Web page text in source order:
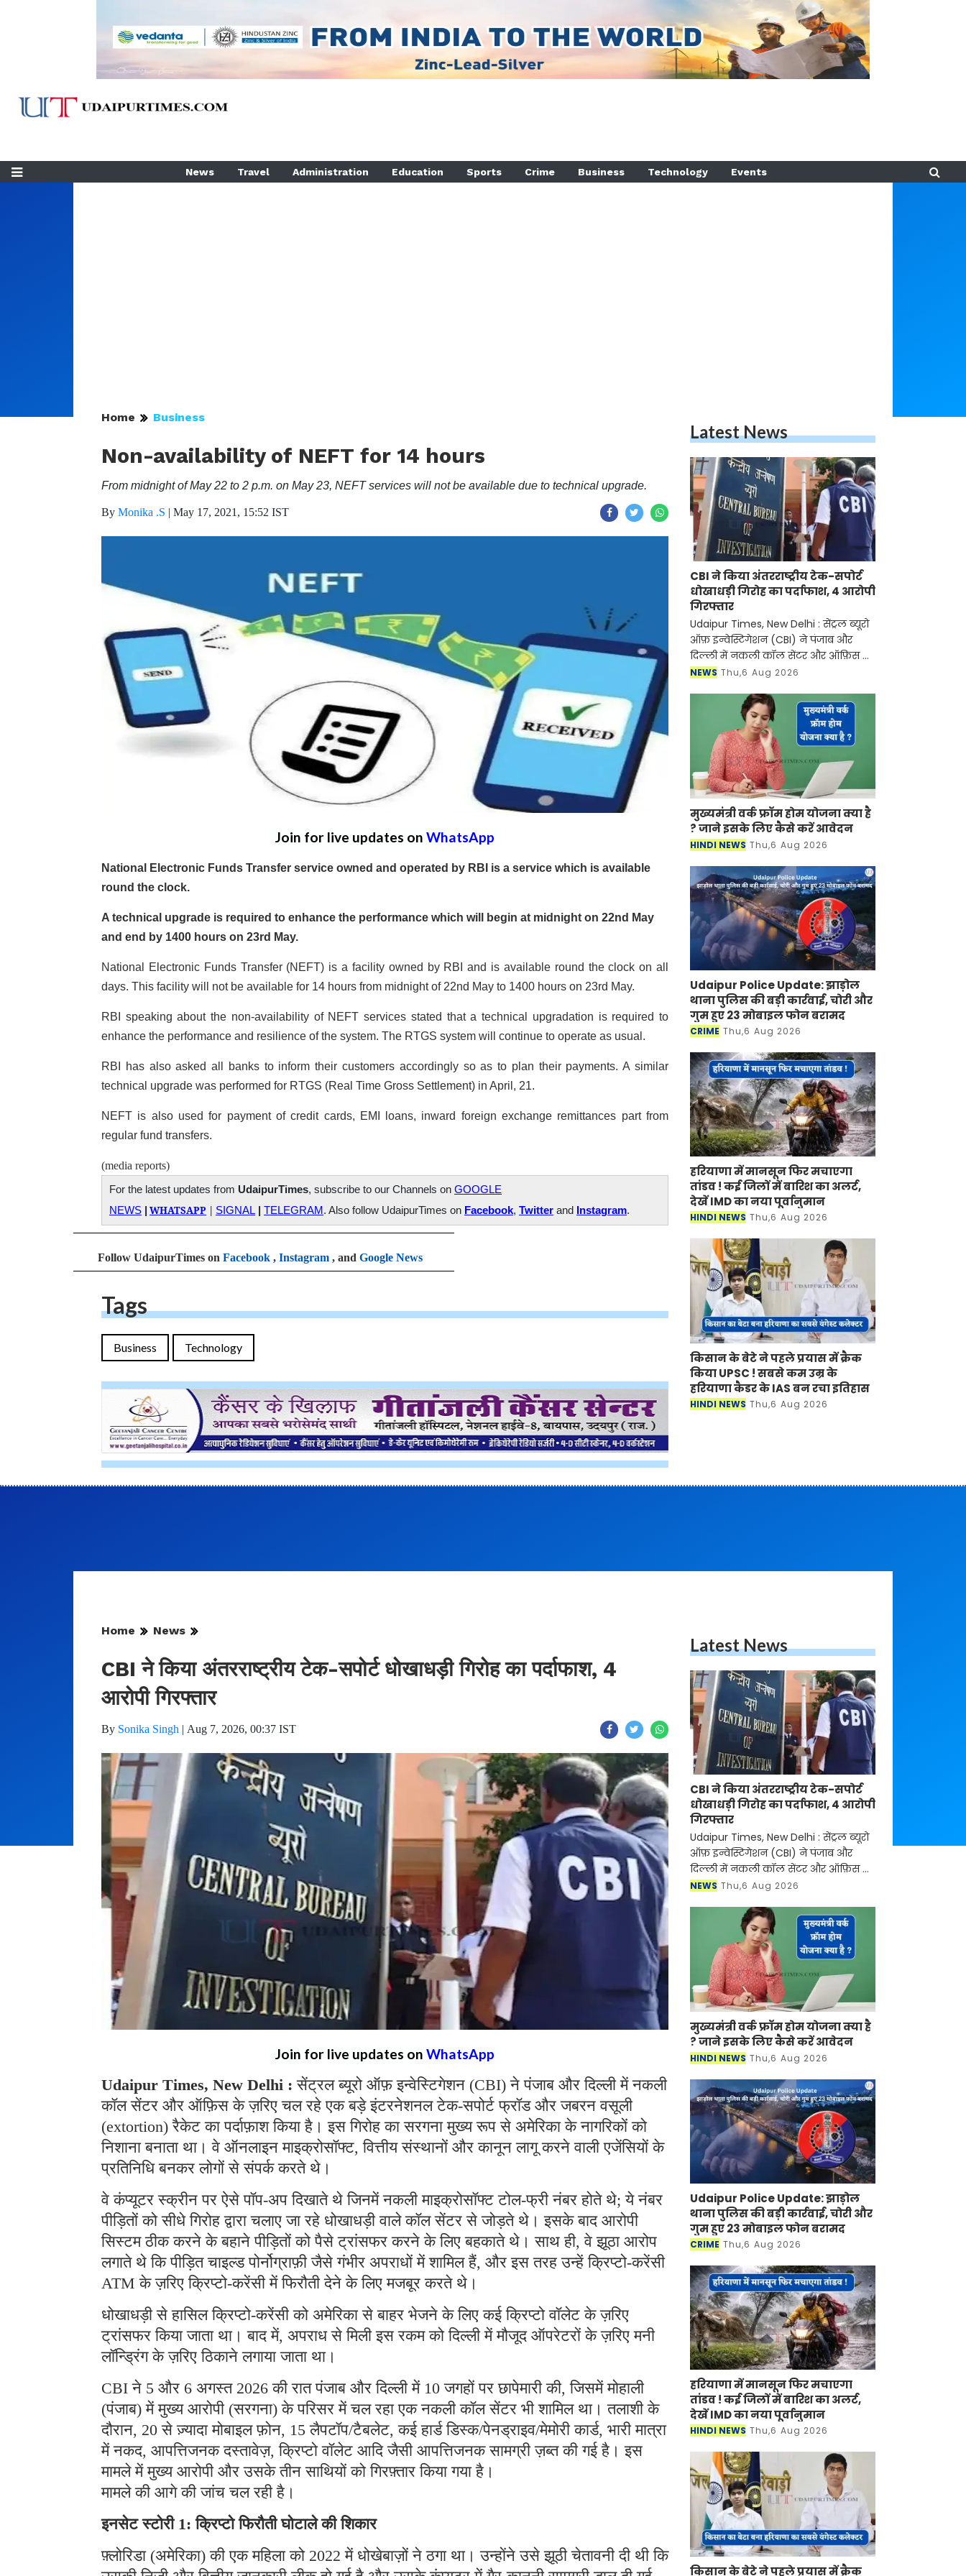
News Travel Administration Education Sports Crime Business Technology Events
Home Business
Non-availability of NEFT for 14 hours
From midnight of May 22 to 2 p.m. on May 23, NEFT services will not be available due to technical upgrade.
By Monika .S | May 17, 2021, 15:52 IST
Join for live updates on WhatsApp
National Electronic Funds Transfer service owned and operated by RBI is a service which is available
round the clock.
A technical upgrade is required to enhance the performance which will begin at midnight on 22nd May
and end by 1400 hours on 23rd May.
National Electronic Funds Transfer (NEFT) is a facility owned by RBI and is available round the clock on all
days. This facility will not be available for 14 hours from midnight of 22nd May to 1400 hours on 23rd May.
RBI speaking about the non-availability of NEFT services stated that a technical upgradation is required to
enhance the performance and resilience of the system. The RTGS system will continue to operate as usual.
RBI has also asked all banks to inform their customers accordingly so as to plan their payments. A similar
technical upgrade was performed for RTGS (Real Time Gross Settlement) in April, 21.
NEFT is also used for payment of credit cards, EMI loans, inward foreign exchange remittances part from
regular fund transfers.
(media reports)
For the latest updates from UdaipurTimes, subscribe to our Channels on GOOGLE
NEWS
WHATSAPP | SIGNAL TELEGRAM . Also follow UdaipurTimes on Facebook, Twitter and Instagram.
Follow UdaipurTimes on Facebook , Instagram , and Google News
Tags
Business Technology
Latest News
CBI ने किया अंतरराष्ट्रीय टेक-सपोर्ट
धोखाधड़ी गिरोह का पर्दाफाश, 4 आरोपी
गिरफ्तार
Udaipur Times, New Delhi : सेंट्रल ब्यूरो
ऑफ़ इन्वेस्टिगेशन (CBI) ने पंजाब और
दिल्ली में नकली कॉल सेंटर और ऑफ़िस के
ज़रिए चल रहे एक बड़े इंटरनेशनल टेक-
NEWS Thu,6 Aug 2026
मुख्यमंत्री वर्क फ्रॉम होम योजना क्या है
? जाने इसके लिए कैसे करें आवेदन
HINDI NEWS Thu,6 Aug 2026
Udaipur Police Update: झाड़ोल
थाना पुलिस की बड़ी कार्रवाई, चोरी और
गुम हुए 23 मोबाइल फोन बरामद
CRIME Thu,6 Aug 2026
हरियाणा में मानसून फिर मचाएगा
तांडव ! कई जिलों में बारिश का अलर्ट,
देखें IMD का नया पूर्वानुमान
HINDI NEWS Thu,6 Aug 2026
किसान के बेटे ने पहले प्रयास में क्रैक
किया UPSC ! सबसे कम उम्र के
हरियाणा कैडर के IAS बन रचा इतिहास
HINDI NEWS Thu,6 Aug 2026
Home News
CBI ने किया अंतरराष्ट्रीय टेक-सपोर्ट धोखाधड़ी गिरोह का पर्दाफाश, 4
आरोपी गिरफ्तार
By Sonika Singh | Aug 7, 2026, 00:37 IST
Join for live updates on WhatsApp
Udaipur Times, New Delhi :सेंट्रल ब्यूरो ऑफ़ इन्वेस्टिगेशन (CBI) ने पंजाब और दिल्ली में नकली
कॉल सेंटर और ऑफ़िस के ज़रिए चल रहे एक बड़े इंटरनेशनल टेक-सपोर्ट फ्रॉड और जबरन वसूली
(extortion) रैकेट का पर्दाफ़ाश किया है। इस गिरोह का सरगना मुख्य रूप से अमेरिका के नागरिकों को
निशाना बनाता था। वे ऑनलाइन माइक्रोसॉफ्ट, वित्तीय संस्थानों और कानून लागू करने वाली एजेंसियों के
प्रतिनिधि बनकर लोगों से संपर्क करते थे।
वे कंप्यूटर स्क्रीन पर ऐसे पॉप-अप दिखाते थे जिनमें नकली माइक्रोसॉफ्ट टोल-फ्री नंबर होते थे; ये नंबर
पीड़ितों को सीधे गिरोह द्वारा चलाए जा रहे धोखाधड़ी वाले कॉल सेंटर से जोड़ते थे। इसके बाद आरोपी
सिस्टम ठीक करने के बहाने पीड़ितों को पैसे ट्रांसफर करने के लिए बहकाते थे। साथ ही, वे झूठा आरोप
लगाते थे कि पीड़ित चाइल्ड पोर्नोग्राफ़ी जैसे गंभीर अपराधों में शामिल हैं, और इस तरह उन्हें क्रिप्टो-करेंसी
ATM के ज़रिए क्रिप्टो-करेंसी में फिरौती देने के लिए मजबूर करते थे।
धोखाधड़ी से हासिल क्रिप्टो-करेंसी को अमेरिका से बाहर भेजने के लिए कई क्रिप्टो वॉलेट के ज़रिए
ट्रांसफर किया जाता था। बाद में, अपराध से मिली इस रकम को दिल्ली में मौजूद ऑपरेटरों के ज़रिए मनी
लॉन्ड्रिंग के ज़रिए ठिकाने लगाया जाता था।
CBI ने 5 और 6 अगस्त 2026 की रात पंजाब और दिल्ली में 10 जगहों पर छापेमारी की, जिसमें मोहाली
(पंजाब) में मुख्य आरोपी (सरगना) के परिसर में चल रहा एक नकली कॉल सेंटर भी शामिल था। तलाशी के
दौरान, 20 से ज़्यादा मोबाइल फ़ोन, 15 लैपटॉप/टैबलेट, कई हार्ड डिस्क/पेनड्राइव/मेमोरी कार्ड, भारी मात्रा
में नकद, आपत्तिजनक दस्तावेज़, क्रिप्टो वॉलेट आदि जैसी आपत्तिजनक सामग्री ज़ब्त की गई है। इस
मामले में मुख्य आरोपी और उसके तीन साथियों को गिरफ़्तार किया गया है।
मामले की आगे की जांच चल रही है।
इनसेट स्टोरी 1: क्रिप्टो फिरौती घोटाले की शिकार
फ़्लोरिडा (अमेरिका) की एक महिला को 2022 में धोखेबाज़ों ने ठगा था। उन्होंने उसे झूठी चेतावनी दी थी कि
Latest News
CBI ने किया अंतरराष्ट्रीय टेक-सपोर्ट
धोखाधड़ी गिरोह का पर्दाफाश, 4 आरोपी
गिरफ्तार
Udaipur Times, New Delhi : सेंट्रल ब्यूरो
ऑफ़ इन्वेस्टिगेशन (CBI) ने पंजाब और
दिल्ली में नकली कॉल सेंटर और ऑफ़िस के
ज़रिए चल रहे एक बड़े इंटरनेशनल टेक-
NEWS Thu,6 Aug 2026
मुख्यमंत्री वर्क फ्रॉम होम योजना क्या है
? जाने इसके लिए कैसे करें आवेदन
HINDI NEWS Thu,6 Aug 2026
Udaipur Police Update: झाड़ोल
थाना पुलिस की बड़ी कार्रवाई, चोरी और
गुम हुए 23 मोबाइल फोन बरामद
CRIME Thu,6 Aug 2026
हरियाणा में मानसून फिर मचाएगा
तांडव ! कई जिलों में बारिश का अलर्ट,
देखें IMD का नया पूर्वानुमान
HINDI NEWS Thu,6 Aug 2026
किसान के बेटे ने पहले प्रयास में क्रैक